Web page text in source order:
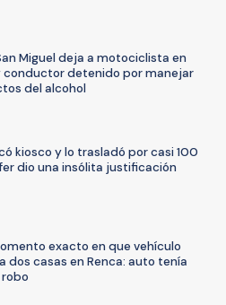
Miguel deja a motociclista en
conductor detenido por manejar
del alcohol
kiosco y lo trasladó por casi 100
dio una insólita justificación
exacto en que vehículo
dos casas en Renca: auto tenía